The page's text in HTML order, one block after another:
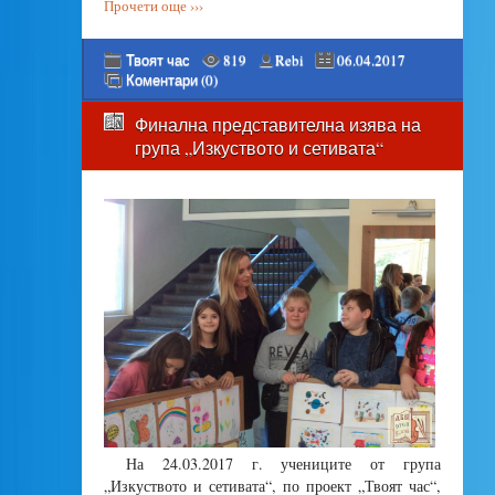
Прочети още ›››
Твоят час 819 Rebi
06.04.2017
Коментари (0)
Финална представителна изява на
група „Изкуството и сетивата“
На 24.03.2017 г. учениците от група
„Изкуството и сетивата“, по проект „Твоят час“,